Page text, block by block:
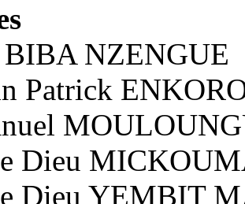
BIBA NZENGUE
Patrick
Dieu
Dieu YEMBIT